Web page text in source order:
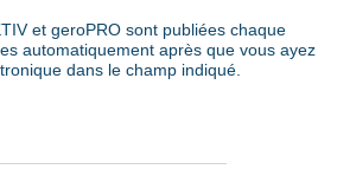
et geroPRO sont publiées chaque
automatiquement après que vous ayez
dans le champ indiqué.